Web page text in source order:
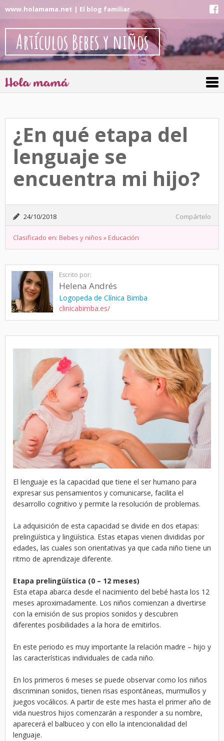
www.holamama.net | El blog familiar
Artículos Bebes y niños
¿En qué etapa del
lenguaje se
encuentra mi hijo?
24/10/2018 Compártelo
Clasificado en: Bebes y niños »Educación
Escrito por:
Helena Andrés
Logopeda de Clínica Bimba
clinicabimba.es/
El lenguaje es la capacidad que tiene el ser humano para
expresar sus pensamientos y comunicarse, facilita el
desarrollo cognitivo y permite la resolución de problemas.
La adquisición de esta capacidad se divide en dos etapas:
prelingüística y lingüística. Estas etapas vienen divididas por
edades, las cuales son orientativas ya que cada niño tiene un
ritmo de aprendizaje diferente.
Etapa prelingüística (0 – 12 meses)
Esta etapa abarca desde el nacimiento del bebé hasta los 12
meses aproximadamente. Los niños comienzan a divertirse
con la emisión de sus propios sonidos y descubren
diferentes posibilidades a la hora de emitirlos.
En este periodo es muy importante la relación madre – hijo y
las características individuales de cada niño.
En los primeros 6 meses se puede observar como los niños
discriminan sonidos, tienen risas espontáneas, murmullos y
juegos vocálicos. A partir de este mes hasta el primer año de
vida nuestros hijos comenzarán a responder a su nombre,
aparecerá el balbuceo y con ello la intencionalidad del
lenguaje.